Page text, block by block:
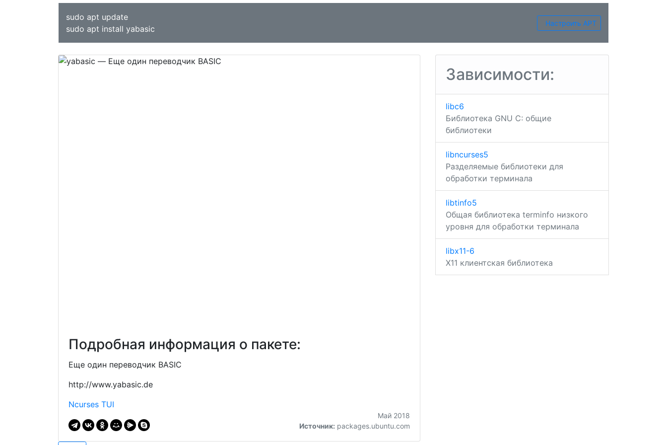
sudo apt update
sudo apt install yabasic
Настроить APT
Подробная информация о пакете:
Еще один переводчик BASIC
http://www.yabasic.de
Ncurses TUI
Май 2018
Источник: packages.ubuntu.com
Зависимости:
libc6
Библиотека GNU C: общие
библиотеки
libncurses5
Разделяемые библиотеки для
обработки терминала
libtinfo5
Общая библиотека terminfo низкого
уровня для обработки терминала
libx11-6
X11 клиентская библиотека